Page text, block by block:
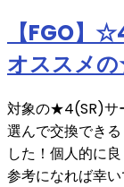
【FGO】
オススメ
対象の★4(SR)サ
選んで交換でき
した！個人的に
参考になれば幸い